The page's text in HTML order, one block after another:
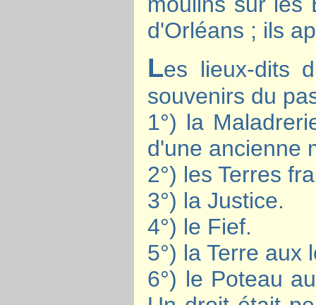
d'Orléans ; ils
Les lieux-dits
souvenirs du
1°) la
d'une ancienne
2°) les Terres
3°) la Justice.
4°) le Fief.
5°) la Terre aux
6°) le Poteau